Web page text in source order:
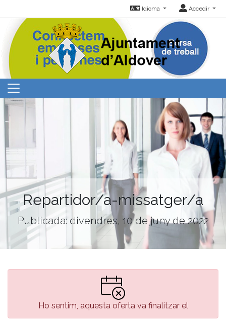
Idioma Accedir
Repartidor/a-missatger/a
Publicada: divendres, 10 de juny de 2022
Ho sentim, aquesta oferta va finalitzar el